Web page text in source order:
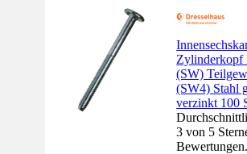
Zylinderkopf
(SW)
(SW4) Stahl
verzinkt 100
3 von 5
Bewertungen.